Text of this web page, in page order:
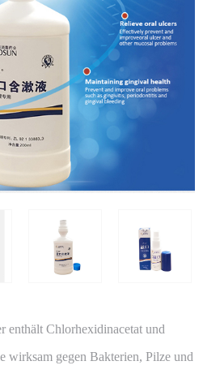
enthält Chlorhexidinacetat und
wirksam gegen Bakterien, Pilze und